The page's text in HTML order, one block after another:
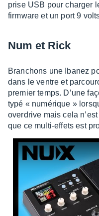
prise USB pour char­ger
firm­ware et un port 9
Num et Rick
Bran­chons une Ibanez
dans le ventre et
premier temps. D’une
typé « numé­rique »
over­drive mais cela
que ce multi-effets est